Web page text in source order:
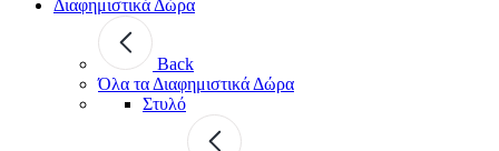
Διαφημιστικά Δώρα
Back
Όλα τα Διαφημιστικά Δώρα
Στυλό